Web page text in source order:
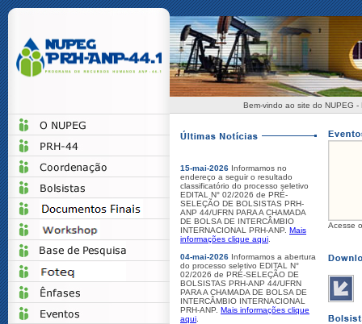
Bem-vindo ao site do NUPEG
15-mai-2026 Informamos no
endereço a seguir o resultado
classificatório do processo seletivo
EDITAL N° 02/2026 de PRÉ-
SELEÇÃO DE BOLSISTAS PRH-
ANP 44/UFRN PARA A CHAMADA
DE BOLSA DE INTERCÂMBIO
INTERNACIONAL PRH-ANP. Mais
informações clique aqui
04-mai-2026 Informamos a abertura
do processo seletivo EDITAL N°
02/2026 de PRÉ-SELEÇÃO DE
BOLSISTAS PRH-ANP 44/UFRN
PARA A CHAMADA DE BOLSA DE
INTERCÂMBIO INTERNACIONAL
PRH-ANP. Mais informações clique
aqui
Acesse